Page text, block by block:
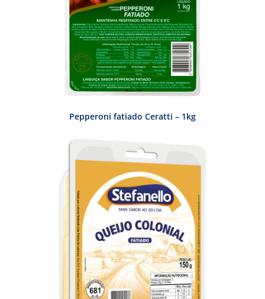
Pepperoni fatiado Ceratti – 1kg